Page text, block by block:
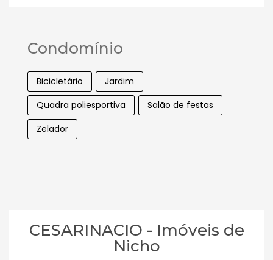
Condomínio
Bicicletário
Jardim
Quadra poliesportiva
Salão de festas
Zelador
CESARINACIO - Imóveis de
Nicho